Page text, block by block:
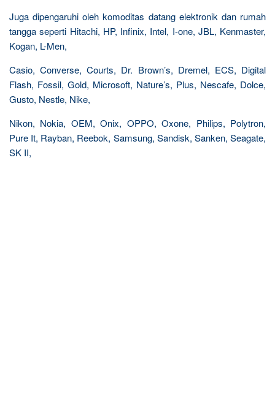
Juga dipengaruhi oleh komoditas datang elektronik dan rumah
tangga seperti Hitachi, HP, Infinix, Intel, I-one, JBL, Kenmaster,
Kogan, L-Men,
Casio, Converse, Courts, Dr. Brown’s, Dremel, ECS, Digital
Flash, Fossil, Gold, Microsoft, Nature’s, Plus, Nescafe, Dolce,
Gusto, Nestle, Nike,
Nikon, Nokia, OEM, Onix, OPPO, Oxone, Philips, Polytron,
Pure It, Rayban, Reebok, Samsung, Sandisk, Sanken, Seagate,
SK II,